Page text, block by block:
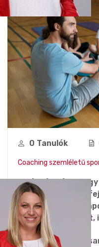
0 Tanulók
Coaching szemléletű
A képzés célja,
kompetenciáinak
támogatni az
sportolóvá válását,
Zsebi